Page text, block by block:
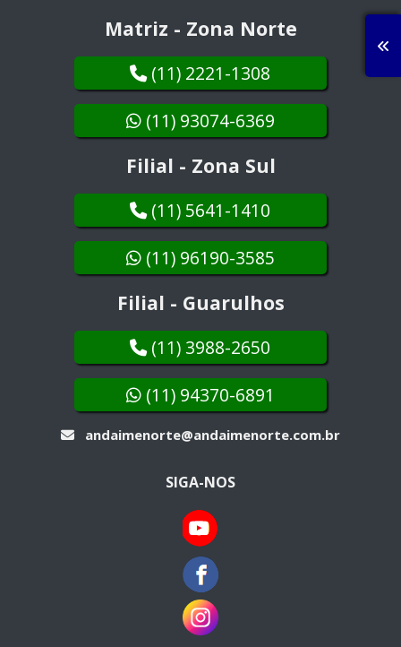
Matriz - Zona Norte
(11) 2221-1308
(11) 93074-6369
Filial - Zona Sul
(11) 5641-1410
(11) 96190-3585
Filial - Guarulhos
(11) 3988-2650
(11) 94370-6891
andaimenorte@andaimenorte.com.br
SIGA-NOS